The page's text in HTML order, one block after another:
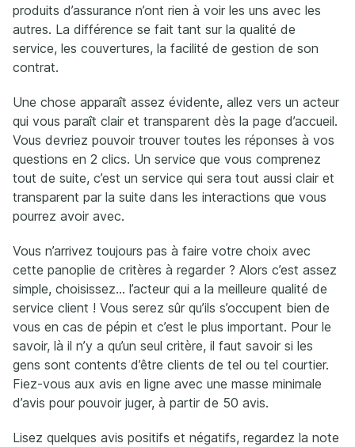
produits d’assurance n’ont rien à voir les uns avec les
autres. La différence se fait tant sur la qualité de
service, les couvertures, la facilité de gestion de son
contrat.
Une chose apparaît assez évidente, allez vers un acteur
qui vous paraît clair et transparent dès la page d’accueil.
Vous devriez pouvoir trouver toutes les réponses à vos
questions en 2 clics. Un service que vous comprenez
tout de suite, c’est un service qui sera tout aussi clair et
transparent par la suite dans les interactions que vous
pourrez avoir avec.
Vous n’arrivez toujours pas à faire votre choix avec
cette panoplie de critères à regarder ? Alors c’est assez
simple, choisissez… l’acteur qui a la meilleure qualité de
service client ! Vous serez sûr qu’ils s’occupent bien de
vous en cas de pépin et c’est le plus important. Pour le
savoir, là il n’y a qu’un seul critère, il faut savoir si les
gens sont contents d’être clients de tel ou tel courtier.
Fiez-vous aux avis en ligne avec une masse minimale
d’avis pour pouvoir juger, à partir de 50 avis.
Lisez quelques avis positifs et négatifs, regardez la note